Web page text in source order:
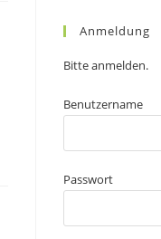
Anmeldung
Bitte anmelden.
Benutzername
Passwort